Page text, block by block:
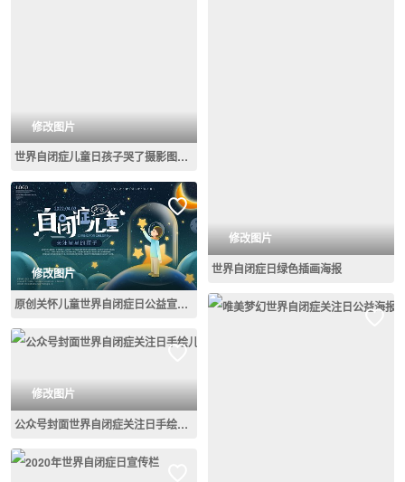
修改图片
世界自闭症儿童日孩子哭了摄影图海报
修改图片
原创关怀儿童世界自闭症日公益宣传展板
修改图片
公众号封面世界自闭症关注日手绘儿童瓶子星
修改图片
世界自闭症日绿色插画海报